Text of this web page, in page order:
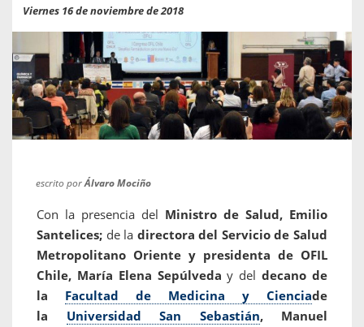
Viernes 16 de noviembre de 2018
escrito porÁlvaro Mociño
Con la presencia del Ministro de Salud, Emilio
Santelices; de la directora del Servicio de Salud
Metropolitano Oriente y presidenta de OFIL
Chile, María Elena Sepúlveday del decano de
la Facultad de Medicina y Cienciade
la Universidad San Sebastián, Manuel